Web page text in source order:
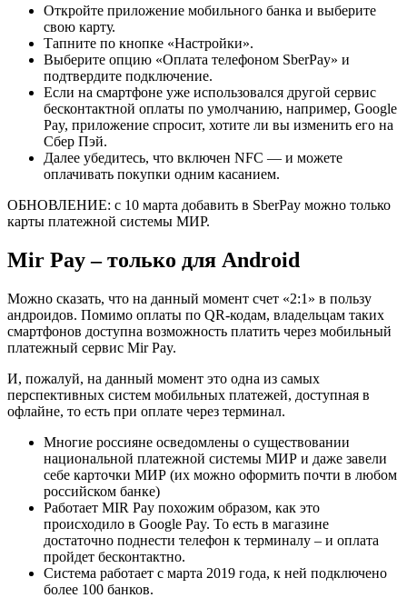
Откройте приложение мобильного банка и выберите
свою карту.
Тапните по кнопке «Настройки».
Выберите опцию «Оплата телефоном SberPay» и
подтвердите подключение.
Если на смартфоне уже использовался другой сервис
бесконтактной оплаты по умолчанию, например, Google
Pay, приложение спросит, хотите ли вы изменить его на
Сбер Пэй.
Далее убедитесь, что включен NFC — и можете
оплачивать покупки одним касанием.
ОБНОВЛЕНИЕ: с 10 марта добавить в SberPay можно только
карты платежной системы МИР.
Mir Pay – только для Android
Можно сказать, что на данный момент счет «2:1» в пользу
андроидов. Помимо оплаты по QR-кодам, владельцам таких
смартфонов доступна возможность платить через мобильный
платежный сервис Mir Pay.
И, пожалуй, на данный момент это одна из самых
перспективных систем мобильных платежей, доступная в
офлайне, то есть при оплате через терминал.
Многие россияне осведомлены о существовании
национальной платежной системы МИР и даже завели
себе карточки МИР (их можно оформить почти в любом
российском банке)
Работает MIR Pay похожим образом, как это
происходило в Google Pay. То есть в магазине
достаточно поднести телефон к терминалу – и оплата
пройдет бесконтактно.
Система работает с марта 2019 года, к ней подключено
более 100 банков.